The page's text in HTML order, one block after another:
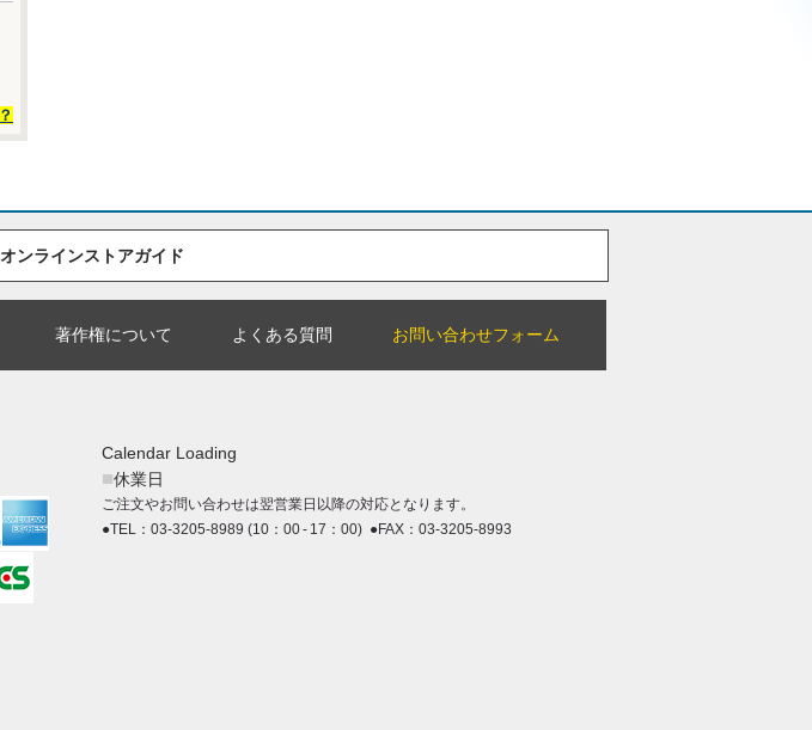
ンラインストアガイド
著作権について よくある質問 お問い合わせフォーム
Calendar Loading
■休業日
ご注文やお問い合わせは翌営業日以降の対応となります。
●TEL：03-3205-8989 (10：00 - 17：00) ●FAX：03-3205-8993